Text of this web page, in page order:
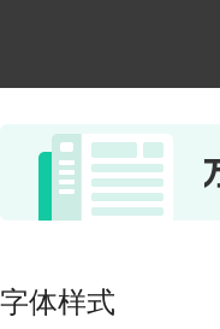
字体样式